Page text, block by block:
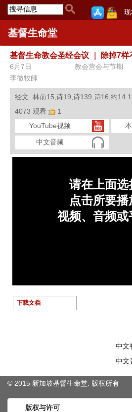
基督生命堂
基督生命教会圣经会议 除掉7样
6月7日
教会营会与节期
李徹牧師
经文: 林前15,诗19,诗139,诗16,约
4073 观看
1
YouTube视频
中文音频
下载文档
中文
中文
© 2015 新加坡基督生命堂. 版权所有
版权与许可